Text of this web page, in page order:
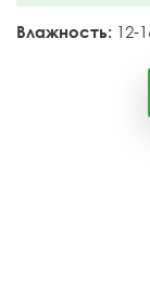
Влажность: 12-